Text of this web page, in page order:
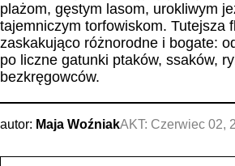
plażom, gęstym lasom, urokliwym
tajemniczym torfowiskom. Tutejsza
zaskakująco różnorodne i bogate:
po liczne gatunki ptaków, ssaków,
bezkręgowców.
autor: Maja WoźniakAKT: Czerwiec 02,